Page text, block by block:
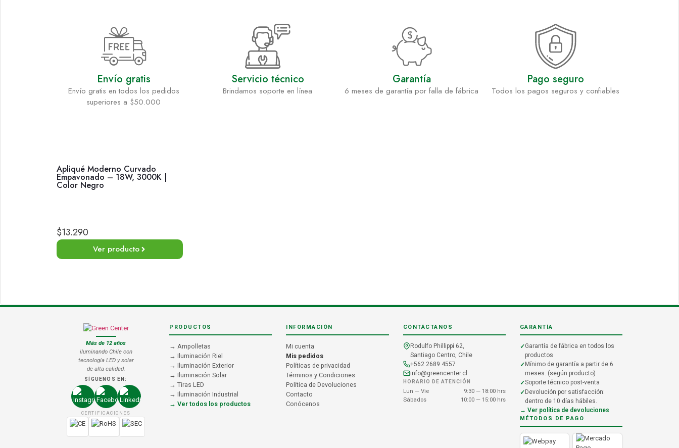
Envío gratis
Envío gratis en todos los pedidos
superiores a $50.000
Servicio técnico
Brindamos soporte en línea
Garantía
6 meses de garantía por falla de fábrica
Pago seguro
Todos los pagos seguros y confiables
Apliqué Moderno Curvado
Empavonado – 18W, 3000K |
Color Negro
$13.290
Ver producto
Más de 12 años
iluminando Chile con
tecnología LED y solar
de alta calidad.
SÍGUENOS EN:
CERTIFICACIONES
PRODUCTOS
→ Ampolletas
→ Iluminación Riel
→ Iluminación Exterior
→ Iluminación Solar
→ Tiras LED
→ Iluminación Industrial
→ Ver todos los productos
INFORMACIÓN
Mi cuenta
Mis pedidos
Políticas de privacidad
Términos y Condiciones
Política de Devoluciones
Contacto
Conócenos
CONTÁCTANOS
Rodulfo Phillippi 62,
Santiago Centro, Chile
+562 2689 4557
info@greencenter.cl
HORARIO DE ATENCIÓN
Lun — Vie
9:30 — 18:00 hrs
Sábados
10:00 — 15:00 hrs
GARANTÍA
Garantía de fábrica en todos los
productos
Mínimo de garantía a partir de 6
meses. (según producto)
Soporte técnico post-venta
Devolución por satisfacción:
dentro de 10 días hábiles.
→ Ver política de devoluciones
MÉTODOS DE PAGO